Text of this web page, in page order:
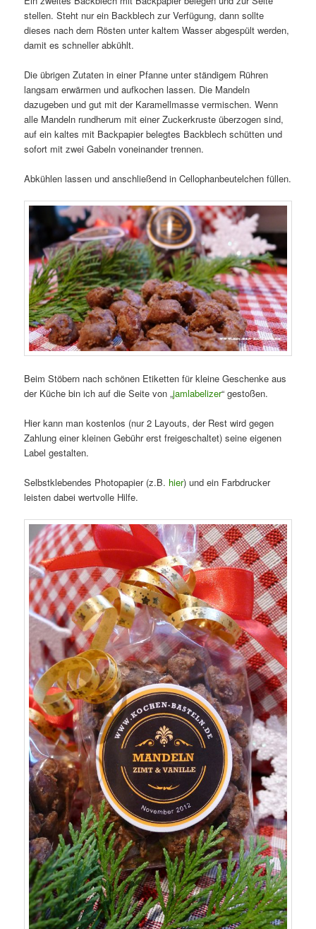
stellen. Steht nur ein Backblech zur Verfügung, dann sollte
dieses nach dem Rösten unter kaltem Wasser abgespült werden,
damit es schneller abkühlt.
Die übrigen Zutaten in einer Pfanne unter ständigem Rühren
langsam erwärmen und aufkochen lassen. Die Mandeln
dazugeben und gut mit der Karamellmasse vermischen. Wenn
alle Mandeln rundherum mit einer Zuckerkruste überzogen sind,
auf ein kaltes mit Backpapier belegtes Backblech schütten und
sofort mit zwei Gabeln voneinander trennen.
Abkühlen lassen und anschließend in Cellophanbeutelchen füllen.
Beim Stöbern nach schönen Etiketten für kleine Geschenke aus
der Küche bin ich auf die Seite von „jamlabelizer“ gestoßen.
Hier kann man kostenlos (nur 2 Layouts, der Rest wird gegen
Zahlung einer kleinen Gebühr erst freigeschaltet) seine eigenen
Label gestalten.
Selbstklebendes Photopapier (z.B. hier) und ein Farbdrucker
leisten dabei wertvolle Hilfe.